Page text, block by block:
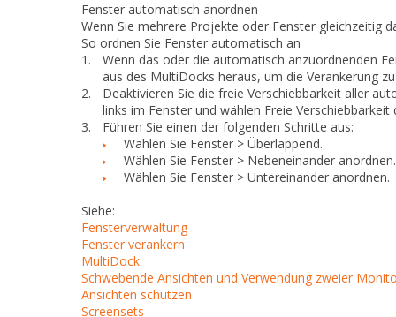
Fenster automatisch anordnen
Wenn Sie mehrere Projekte oder Fenster gleichzeitig
So ordnen Sie Fenster automatisch an
1.
Wenn das oder die automatisch anzuordnenden
aus des MultiDocks heraus, um die Verankerung
2.
Deaktivieren Sie die freie Verschiebbarkeit aller
links im Fenster und wählen Freie Verschiebbarkeit
3.
Führen Sie einen der folgenden Schritte aus:
Wählen Sie Fenster > Überlappend.
Wählen Sie Fenster > Nebeneinander anordnen.
Wählen Sie Fenster > Untereinander anordnen.
Siehe:
Fensterverwaltung
Fenster verankern
MultiDock
Schwebende Ansichten und Verwendung zweier
Ansichten schützen
Screensets